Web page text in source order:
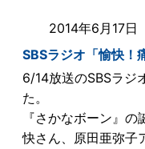
2014年6月17日
SBSラジオ「愉快！
6/14放送のSBSラジ
た。
『さかなボーン』
快さん、原田亜弥子